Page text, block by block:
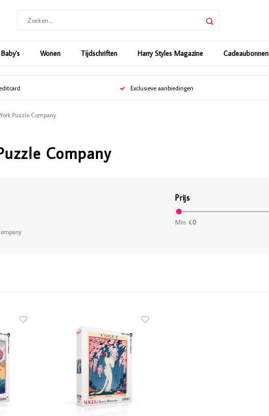
Wonen Tijdschriften Harry Styles Magazine Cadeaubonnen
Exclusieve aanbiedingen
Puzzle Company
Company
Prijs
Min: €0